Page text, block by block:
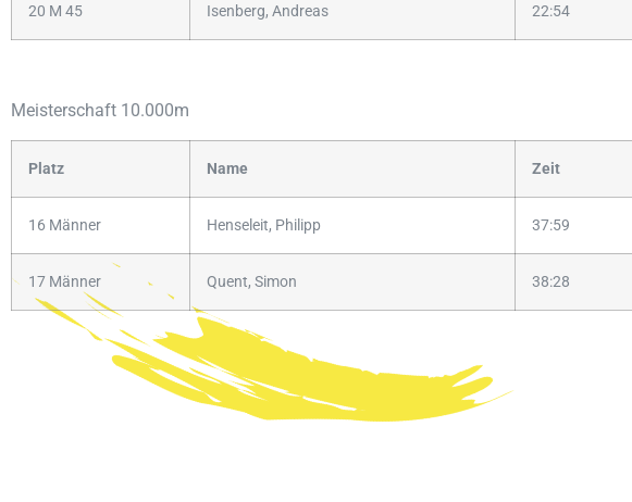
20 M 45 Isenberg, Andreas 22:54
Meisterschaft 10.000m
Platz Name Zeit
16 Männer Henseleit, Philipp 37:59
17 Männer Quent, Simon 38:28